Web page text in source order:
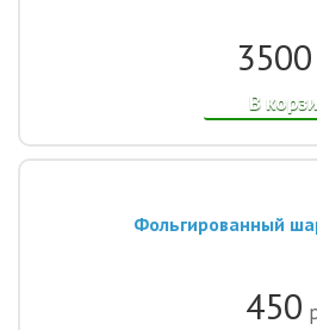
3500
В
Фольгированный
450